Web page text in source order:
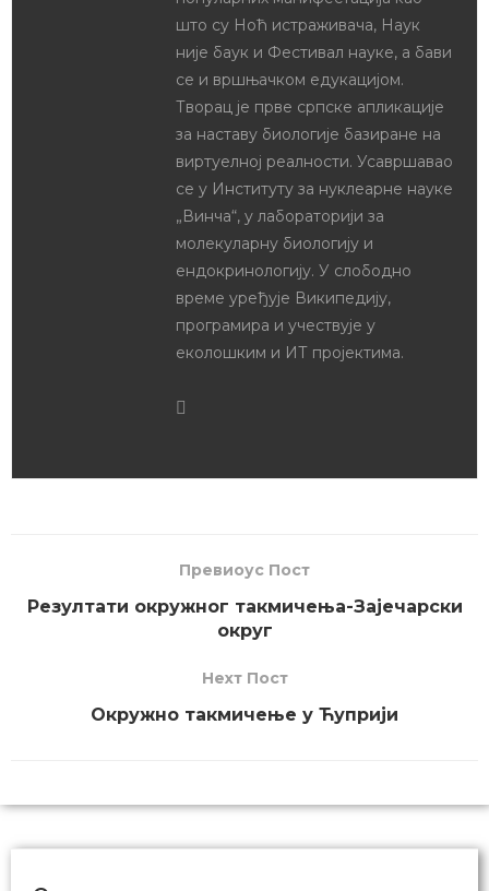
што су Ноћ истраживача, Наук
није баук и Фестивал науке, а бави
се и вршњачком едукацијом.
Творац је прве српске апликације
за наставу биологије базиране на
виртуелној реалности. Усавршавао
се у Институту за нуклеарне науке
„Винча“, у лабораторији за
молекуларну биологију и
ендокринологију. У слободно
време уређује Википедију,
програмира и учествује у
еколошким и ИТ пројектима.
Превиоус Пост
Резултати окружног такмичења-Зајечарски
округ
Неxт Пост
Окружно такмичење у Ћуприји